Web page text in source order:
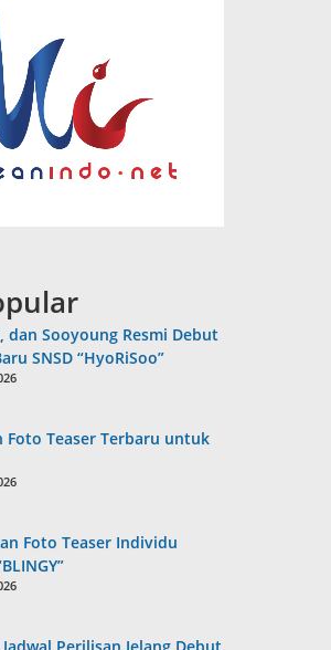
dan Sooyoung Resmi Debut
SNSD “HyoRiSoo”
Foto Teaser Terbaru untuk
Foto Teaser Individu